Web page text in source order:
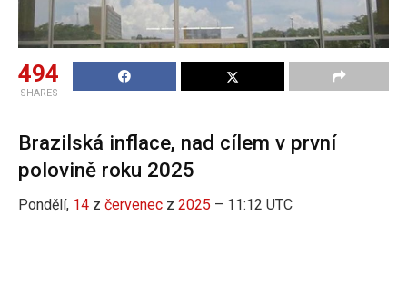
494
SHARES
Brazilská inflace, nad cílem v první
polovině roku 2025
Pondělí, 14 z červenec z 2025 – 11:12 UTC